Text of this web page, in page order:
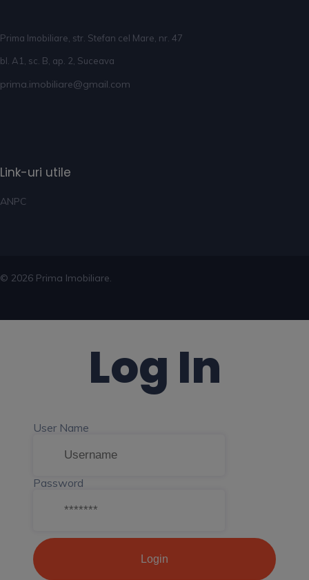
Prima Imobiliare, str. Stefan cel Mare, nr. 47
bl. A1, sc. B, ap. 2, Suceava
prima.imobiliare@gmail.com
Link-uri utile
ANPC
© 2026 Prima Imobiliare.
Log In
User Name
Password
Login